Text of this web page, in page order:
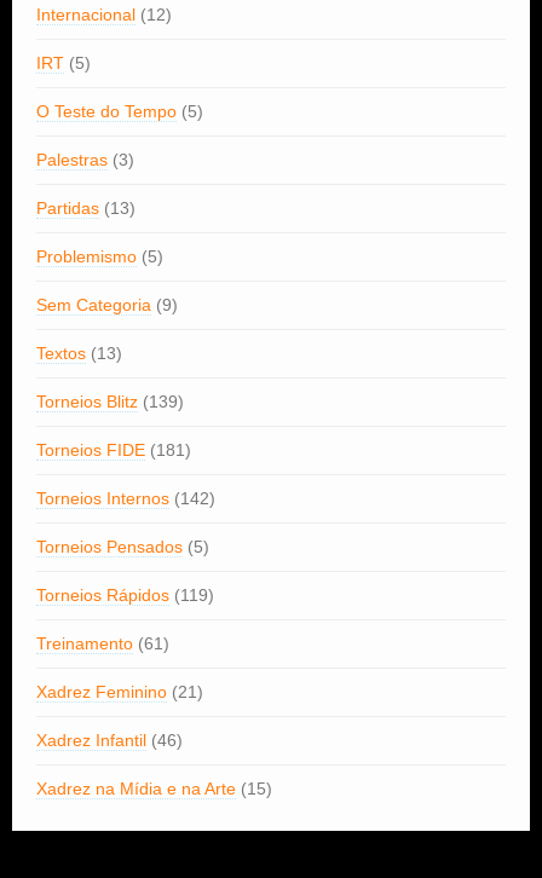
Internacional (12)
IRT (5)
O Teste do Tempo (5)
Palestras (3)
Partidas (13)
Problemismo (5)
Sem Categoria (9)
Textos (13)
Torneios Blitz (139)
Torneios FIDE (181)
Torneios Internos (142)
Torneios Pensados (5)
Torneios Rápidos (119)
Treinamento (61)
Xadrez Feminino (21)
Xadrez Infantil (46)
Xadrez na Mídia e na Arte (15)